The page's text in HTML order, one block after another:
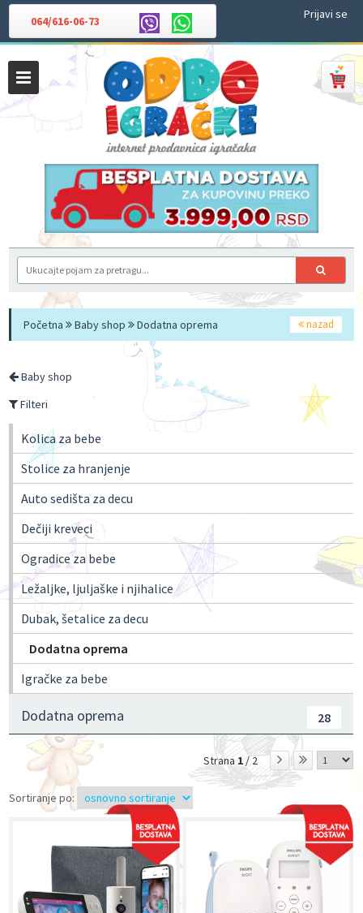
064/616-06-73 Prijavi se
Početna Baby shop Dodatna oprema nazad
Baby shop
Filteri
Kolica za bebe
Stolice za hranjenje
Auto sedišta za decu
Dečiji kreveci
Ogradice za bebe
Ležaljke, ljuljaške i njihalice
Dubak, šetalice za decu
Dodatna oprema
Igračke za bebe
Dodatna oprema 28
Strana 1/ 2
Sortiranje po: